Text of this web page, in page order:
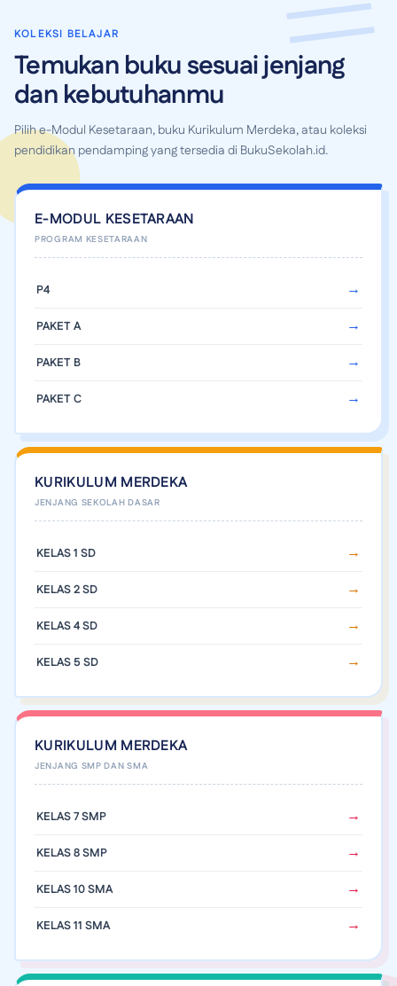
KOLEKSI BELAJAR
Temukan buku sesuai jenjang
dan kebutuhanmu
Pilih e-Modul Kesetaraan, buku Kurikulum Merdeka, atau koleksi
pendidikan pendamping yang tersedia di BukuSekolah.id.
E-MODUL KESETARAAN
P4
PAKET A
PAKET B
PAKET C
KURIKULUM MERDEKA
KELAS 1 SD
KELAS 2 SD
KELAS 4 SD
KELAS 5 SD
KURIKULUM MERDEKA
KELAS 7 SMP
KELAS 8 SMP
KELAS 10 SMA
KELAS 11 SMA